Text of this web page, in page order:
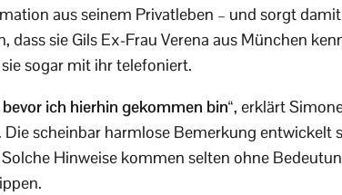
aus seinem Privatleben – und sorgt
dass sie Gils Ex-Frau Verena aus München
sogar mit ihr telefoniert.
ich hierhin gekommen bin“, erklärt
scheinbar harmlose Bemerkung entwickelt
Hinweise kommen selten ohne